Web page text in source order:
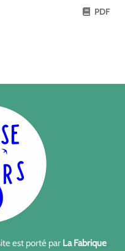
PDF
est porté par La Fabrique